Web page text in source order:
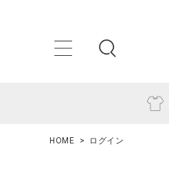
HOME ログイン